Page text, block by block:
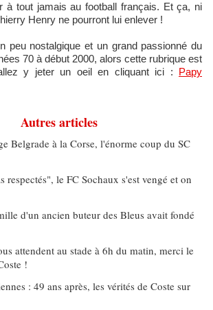
à tout jamais au football français. Et ça, ni
Henry ne pourront lui enlever !
peu nostalgique et un grand passionné du
70 à début 2000, alors cette rubrique est
y jeter un oeil en cliquant ici : Papy
Autres articles
Belgrade à la Corse, l'énorme coup du SC
respectés", le FC Sochaux s'est vengé et on
d'un ancien buteur des Bleus avait fondé
attendent au stade à 6h du matin, merci le
!
: 49 ans après, les vérités de Coste sur